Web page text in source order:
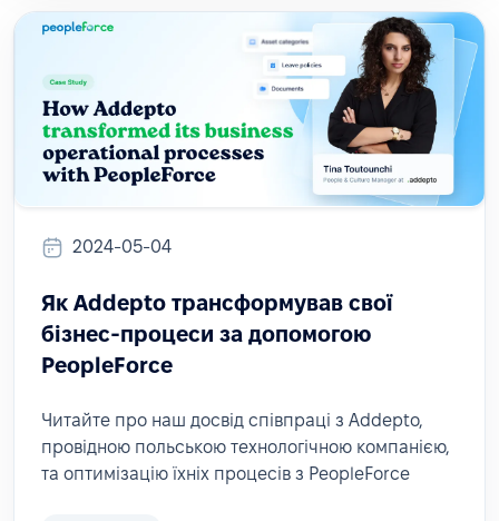
2024-05-04
Як Addepto трансформував свої
бізнес-процеси за допомогою
PeopleForce
Читайте про наш досвід співпраці з Addepto,
провідною польською технологічною компанією,
та оптимізацію їхніх процесів з PeopleForce